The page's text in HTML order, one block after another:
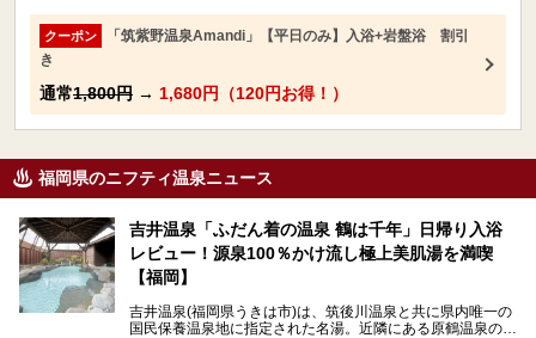
クーポン
「筑紫野温泉Amandi」【平日のみ】入浴+岩盤浴 割引
き
通常1,800円 → 1,680円（120円お得！）
福岡県のニフティ温泉ニュース
吉井温泉「ふだん着の温泉 鶴は千年」日帰り入浴
レビュー！源泉100％かけ流し極上美肌湯を満喫
【福岡】
吉井温泉(福岡県うきは市)は、筑後川温泉と共に県内唯一の
国民保養温泉地に指定された名湯。近隣にある原鶴温泉の観